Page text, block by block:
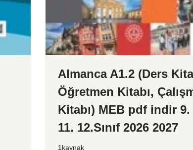
Almanca A1.2 (Ders
Öğretmen Kitabı,
Kitabı) MEB pdf indir 9.
11. 12.Sınıf 2026 2027
1kaynak